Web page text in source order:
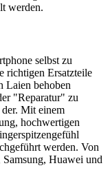
werden.
selbst zu
richtigen Ersatzteile
Laien behoben
"Reparatur" zu
Mit einem
hochwertigen
werden. Von
Huawei und